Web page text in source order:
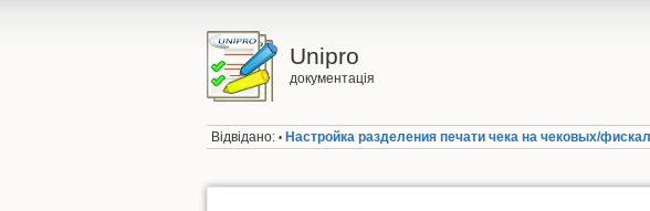
Unipro
документація
Відвідано: • Настройка разделения печати чека на чековых/